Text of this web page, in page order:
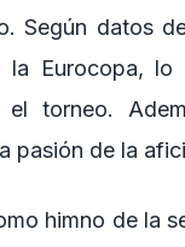
Según datos
la Eurocopa,
torneo.
pasión de la
himno de la